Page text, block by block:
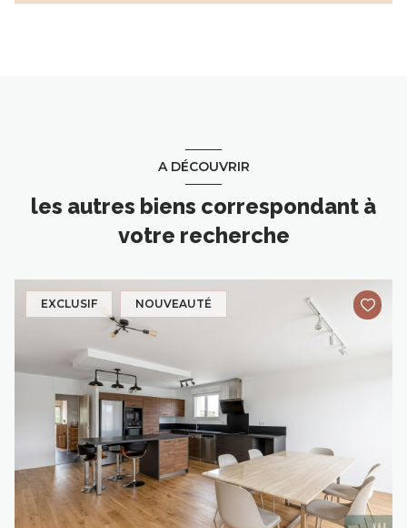
A DÉCOUVRIR
les autres biens correspondant à
votre recherche
EXCLUSIF NOUVEAUTÉ